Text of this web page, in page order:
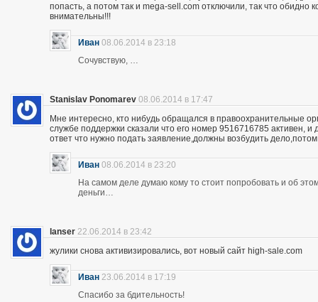
попасть, а потом так и mega-sell.com отключили, так что обидно
внимательны!!!
Иван 08.06.2014 в 23:18
Сочувствую, …
Stanislav Ponomarev 08.06.2014 в 17:47
Мне интересно, кто нибудь обращался в правоохранительные
службе поддержки сказали что его номер 9516716785 активен,
ответ что нужно подать заявление,должны возбудить
Иван 08.06.2014 в 23:20
На самом деле думаю кому то стоит попробовать и об
деньги…
lanser 22.06.2014 в 23:42
жулики снова активизировались, вот новый сайт high-sale.com
Иван 23.06.2014 в 17:19
Спасибо за бдительность!